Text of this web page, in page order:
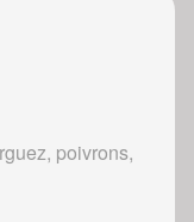
poivrons,